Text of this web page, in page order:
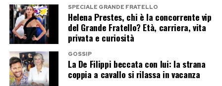
immediato cambio di rotta, abbandonando le
routine complesse a favore di quello che i
cosmetologi definisconoskin fasting
minimalismo cutaneo. Il primo passo
terapeutico prevede la sospensione totale di
ogni forma di acido, peeling o derivato della
SPECIALE GRANDE FRATELLO
Helena Prestes, chi è la concorrente vip
del Grande Fratello? Età, carriera, vita
privata e curiosità
GOSSIP
La De Filippi beccata con lui: la strana
coppia a cavallo si rilassa in vacanza